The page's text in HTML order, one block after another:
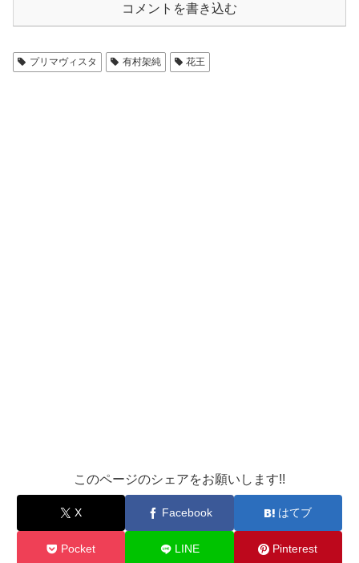
コメントを書き込む
プリマヴィスタ 有村架純 花王
このページのシェアをお願いします!!
X Facebook はてブ
Pocket LINE Pinterest